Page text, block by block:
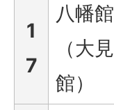
1
7
八幡館
（大見
館）